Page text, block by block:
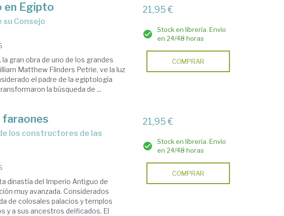
en Egipto
su Consejo
gran obra de uno de los grandes
Matthew Flinders Petrie, ve la luz
el padre de la egiptología
la búsqueda de ...
21,95 €
Stock en librería. Envío
en 24/48 horas
COMPRAR
faraones
dinastía del Imperio Antiguo de
muy avanzada. Considerados
de colosales palacios y templos
y a sus ancestros deificados. El
21,95 €
Stock en librería. Envío
en 24/48 horas
COMPRAR